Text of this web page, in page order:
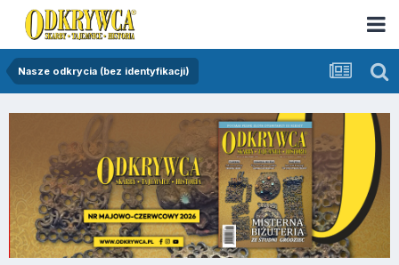
Nasze odkrycia (bez identyfikacji)